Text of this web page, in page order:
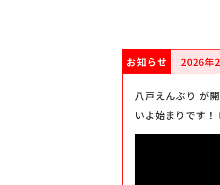
お知らせ 2026
八戸えんぶり が
いよ始まりです